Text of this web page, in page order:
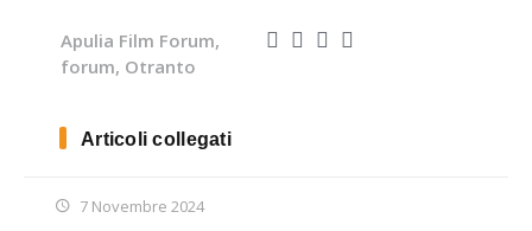
Apulia Film Forum,
forum, Otranto
Articoli collegati
7 Novembre 2024